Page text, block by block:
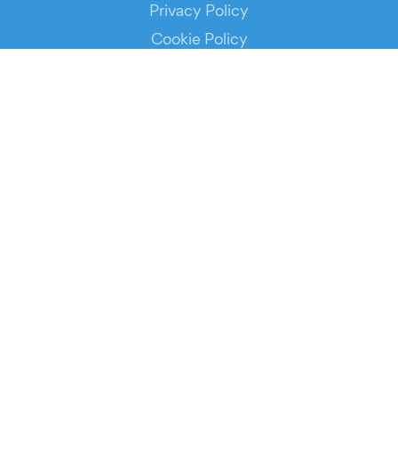
Privacy Policy
Cookie Policy